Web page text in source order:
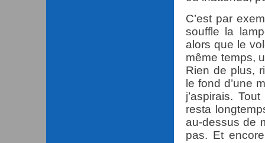
C’est par
souffle la
alors que le
même temps,
Rien de plus,
le fond d’une
j’aspirais.
resta
au-dessus de
pas. Et